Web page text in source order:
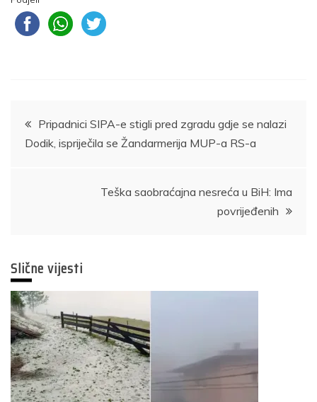
Navigacija
članaka
Pripadnici SIPA-e stigli pred zgradu gdje se nalazi
Dodik, ispriječila se Žandarmerija MUP-a RS-a
Teška saobraćajna nesreća u BiH: Ima
povrijeđenih
Slične vijesti